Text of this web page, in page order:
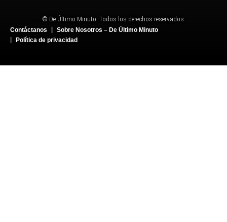
© De Último Minuto. Todos los derechos reservados.
Contáctanos
Sobre Nosotros – De Último Minuto
Política de privacidad